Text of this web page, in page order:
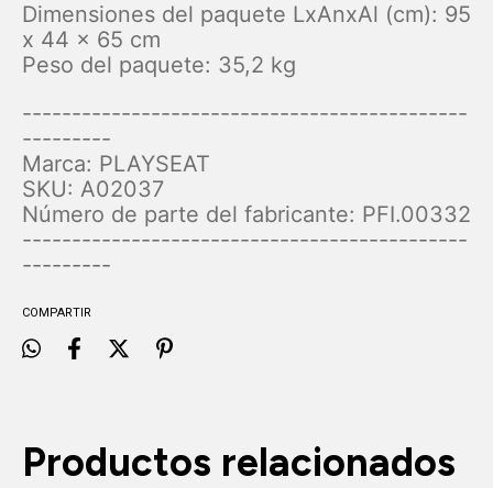
Dimensiones del paquete LxAnxAl (cm): 95
x 44 x 65 cm
Peso del paquete: 35,2 kg
---------------------------------------------
---------
Marca: PLAYSEAT
SKU: A02037
Número de parte del fabricante: PFI.00332
---------------------------------------------
---------
COMPARTIR
Productos relacionados